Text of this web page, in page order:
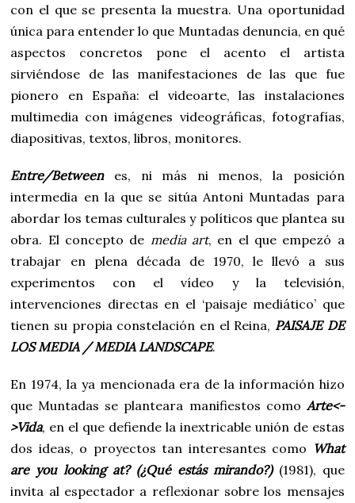
con el que se presenta la muestra. Una oportunidad
única para entender lo que Muntadas denuncia, en qué
aspectos concretos pone el acento el artista
sirviéndose de las manifestaciones de las que fue
pionero en España: el videoarte, las instalaciones
multimedia con imágenes videográficas, fotografías,
diapositivas, textos, libros, monitores.
Entre/Betweenes, ni más ni menos, la posición
intermedia en la que se sitúa Antoni Muntadas para
abordar los temas culturales y políticos que plantea su
obra. El concepto de media art, en el que empezó a
trabajar en plena década de 1970, le llevó a sus
experimentos con el vídeo y la televisión,
intervenciones directas en el ‘paisaje mediático’ que
tienen su propia constelación en el Reina, PAISAJE DE
LOS MEDIA / MEDIA LANDSCAPE.
En 1974, la ya mencionada era de la información hizo
que Muntadas se planteara manifiestos como Arte<-
>Vida, en el que defiende la inextricable unión de estas
dos ideas, o proyectos tan interesantes como What
are you looking at? (¿Qué estás mirando?)(1981), que
invita al espectador a reflexionar sobre los mensajes